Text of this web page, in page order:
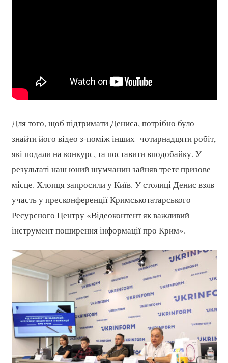
Для того, щоб підтримати Дениса, потрібно було
знайти його відео з-поміж інших чотирнадцяти робіт,
які подали на конкурс, та поставити вподобайку. У
результаті наш юний шумчанин зайняв третє призове
місце. Хлопця запросили у Київ. У столиці Денис взяв
участь у пресконференції Кримськотатарського
Ресурсного Центру «Відеоконтент як важливий
інструмент поширення інформації про Крим».